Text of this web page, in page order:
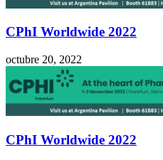
CPhI Worldwide 2022
octubre 20, 2022
CPhI Worldwide 2022